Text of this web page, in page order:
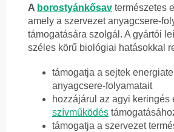
A borostyánkősav természetes
amely a szervezet anyagcsere-
támogatására szolgál. A gyártói
széles körű biológiai hatásokkal
támogatja a sejtek
anyagcsere-folyamatait
hozzájárul az agyi keringés
szívműködés
támogatja a szervezet